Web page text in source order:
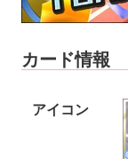
カード情報
アイコン